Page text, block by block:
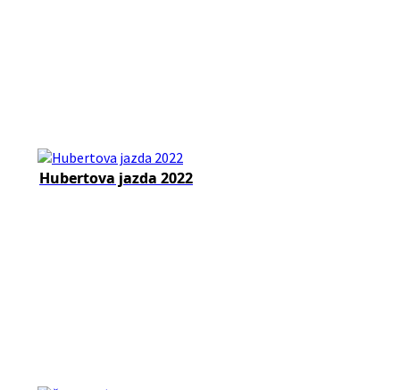
Hubertova jazda 2022